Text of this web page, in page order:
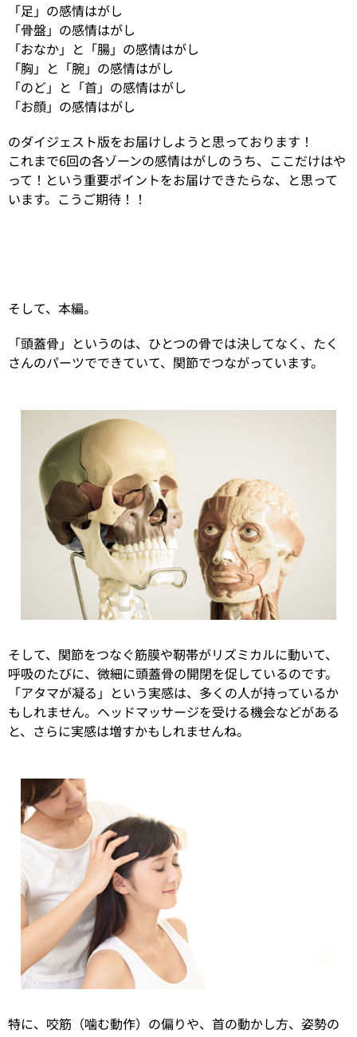
「足」の感情はがし
「骨盤」の感情はがし
「おなか」と「腸」の感情はがし
「胸」と「腕」の感情はがし
「のど」と「首」の感情はがし
「お顔」の感情はがし
のダイジェスト版をお届けしようと思っております！
これまで6回の各ゾーンの感情はがしのうち、ここだけはや
って！という重要ポイントをお届けできたらな、と思って
います。こうご期待！！
そして、本編。
「頭蓋骨」というのは、ひとつの骨では決してなく、たく
さんのパーツでできていて、関節でつながっています。
そして、関節をつなぐ筋膜や靭帯がリズミカルに動いて、
呼吸のたびに、微細に頭蓋骨の開閉を促しているのです。
「アタマが凝る」という実感は、多くの人が持っているか
もしれません。ヘッドマッサージを受ける機会などがある
と、さらに実感は増すかもしれませんね。
特に、咬筋（噛む動作）の偏りや、首の動かし方、姿勢の